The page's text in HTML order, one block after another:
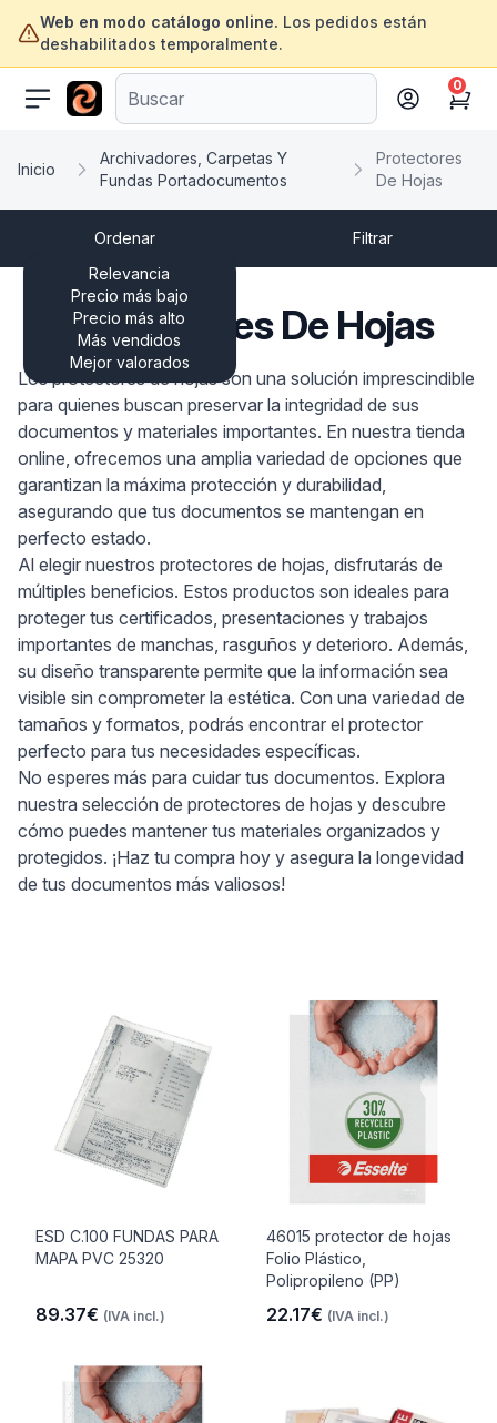
Web en modo catálogo online. Los pedidos están
deshabilitados temporalmente.
ofertasinformatica.com
Cart
0
Inicio
Archivadores, Carpetas Y
Fundas Portadocumentos
Protectores
De Hojas
Ordenar
Relevancia
Precio más bajo
Precio más alto
Más vendidos
Mejor valorados
Filtrar
Protectores De Hojas
Los protectores de hojas son una solución imprescindible
para quienes buscan preservar la integridad de sus
documentos y materiales importantes. En nuestra tienda
online, ofrecemos una amplia variedad de opciones que
garantizan la máxima protección y durabilidad,
asegurando que tus documentos se mantengan en
perfecto estado.
Al elegir nuestros protectores de hojas, disfrutarás de
múltiples beneficios. Estos productos son ideales para
proteger tus certificados, presentaciones y trabajos
importantes de manchas, rasguños y deterioro. Además,
su diseño transparente permite que la información sea
visible sin comprometer la estética. Con una variedad de
tamaños y formatos, podrás encontrar el protector
perfecto para tus necesidades específicas.
No esperes más para cuidar tus documentos. Explora
nuestra selección de protectores de hojas y descubre
cómo puedes mantener tus materiales organizados y
protegidos. ¡Haz tu compra hoy y asegura la longevidad
de tus documentos más valiosos!
ESD C.100 FUNDAS PARA
MAPA PVC 25320
89.37€ (IVA incl.)
46015 protector de hojas
Folio Plástico,
Polipropileno (PP)
22.17€ (IVA incl.)